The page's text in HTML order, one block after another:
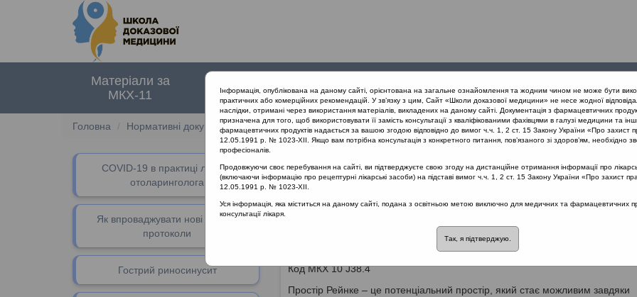
Матеріали за
МКХ-11
документи
заходи
проекту
Головна Нормативні документи Ларингіти
СOVID-19 в практиці лікаря-
отоларинголога
Як впроваджувати нові клінічні
протоколи
Гострий риносинусит
наказ МОЗ України від
Ознаки та критерії
захворювання
Код МКХ 10 J38.4
Простір Рейнке – це потенціальний простір, який стає можливим завдяки
Інформація, опублікована на даному сайті, орієнтована на загальне ознайомлення та жодним чином не може бути
практичних або комерційних рекомендацій. У зв’язку з цим, Сайт «Школи доказової медицини» не несе жодної
наслідки, отримані через використання матеріалів, викладених на даному сайті. Документація з фармацевтичних
призначена для того, щоб використовувати її замість консультації з кваліфікованими фахівцями в галузі медицини та
фармацевтичних продуктів надається за вашою згодою відповідно до вимог ч.ч. 1, 2 ст. 15 Закону України «Про захист
12.05.1991 р. № 1023-XII. Якщо вам потрібна консультація з конкретного питання, пов’язаного зі здоров’ям, необхідно
професіоналів.
Продовжуючи своє перебування на сайті, ви підтверджуєте свою згоду на дистанційне отримання інформації про
(включаючи інформацію про рецептурні лікарські засоби) на підставі вимог ч.ч. 1, 2 ст. 15 Закону України «Про захист
12.05.1991 р. № 1023-XII.
Уся інформація, яка міститься на даному сайті, подана з освітньою метою виключно для медичних та фармацевтичних
консультації лікаря.
Так, я підтверджую.